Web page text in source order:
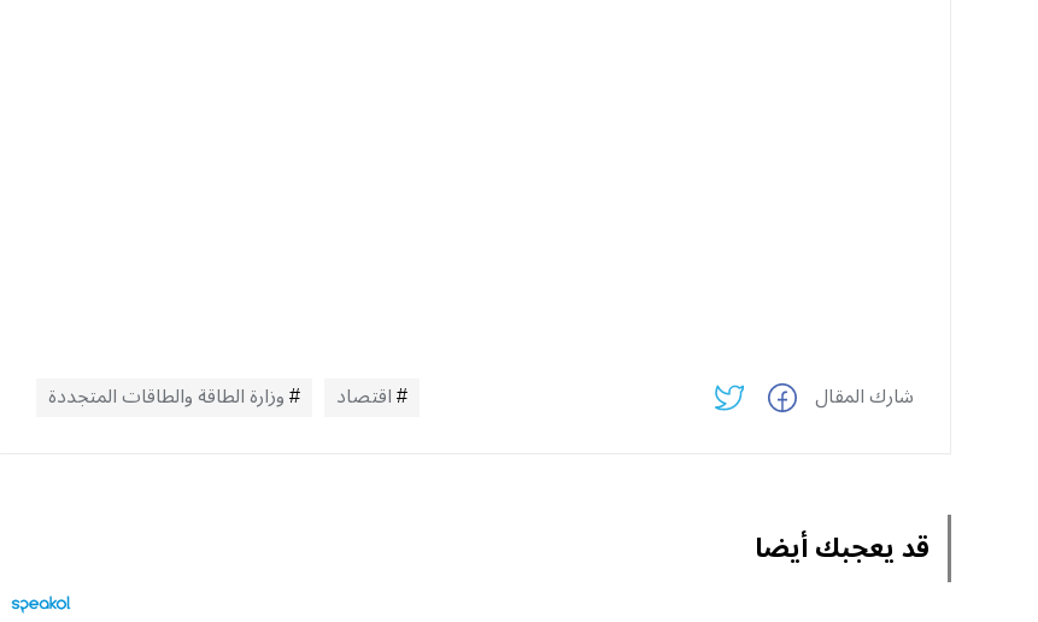
شارك المقال اقتصاد وزارة الطاقة والطاقات المتجددة
قد يعجبك أيضا